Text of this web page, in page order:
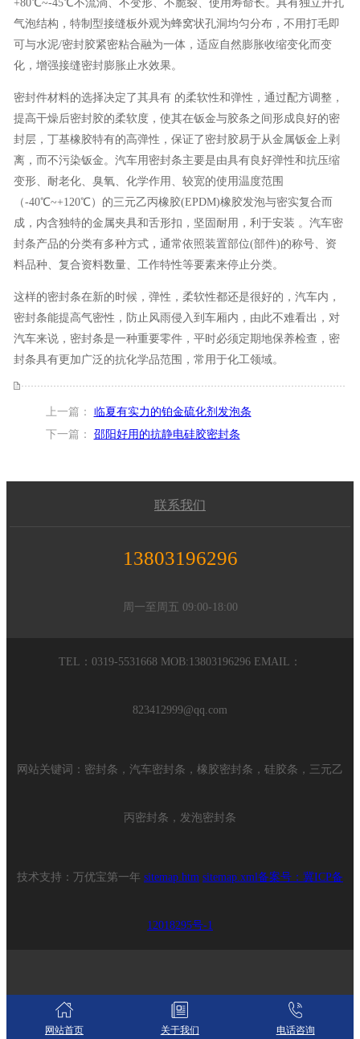
+80℃~-45℃不流淌、不变形、不脆裂、使用寿命长。具有独立开孔
气泡结构，特制型接缝板外观为蜂窝状孔洞均匀分布，不用打毛即
可与水泥/密封胶紧密粘合融为一体，适应自然膨胀收缩变化而变
化，增强接缝密封膨胀止水效果。
密封件材料的选择决定了其具有 的柔软性和弹性，通过配方调整，
提高干燥后密封胶的柔软度，使其在钣金与胶条之间形成良好的密
封层，丁基橡胶特有的高弹性，保证了密封胶易于从金属钣金上剥
离，而不污染钣金。汽车用密封条主要是由具有良好弹性和抗压缩
变形、耐老化、臭氧、化学作用、较宽的使用温度范围
（-40℃~+120℃）的三元乙丙橡胶(EPDM)橡胶发泡与密实复合而
成，内含独特的金属夹具和舌形扣，坚固耐用，利于安装 。汽车密
封条产品的分类有多种方式，通常依照装置部位(部件)的称号、资
料品种、复合资料数量、工作特性等要素来停止分类。
这样的密封条在新的时候，弹性，柔软性都还是很好的，汽车内，
密封条能提高气密性，防止风雨侵入到车厢内，由此不难看出，对
汽车来说，密封条是一种重要零件，平时必须定期地保养检查，密
封条具有更加广泛的抗化学品范围，常用于化工领域。
上一篇： 临夏有实力的铂金硫化剂发泡条
下一篇： 邵阳好用的抗静电硅胶密封条
联系我们
13803196296
周一至周五 09:00-18:00
TEL：0319-5531668 MOB:13803196296 EMAIL：
823412999@qq.com
网站关键词：密封条，汽车密封条，橡胶密封条，硅胶条，三元乙
丙密封条，发泡密封条
技术支持：万优宝第一年 sitemap.htm sitemap.xml备案号： 冀ICP备
12018295号-1
网站首页 关于我们 电话咨询